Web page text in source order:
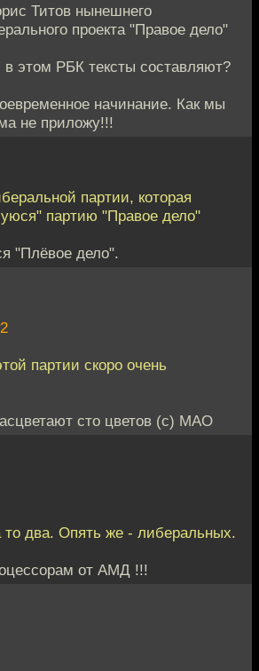
Титов нынешнего
проекта "Правое дело"
в этом РБК тексты составляют?
начинание. Как мы
не приложу!!!
партии, которая
партию "Правое дело"
"Плёвое дело".
партии скоро очень
сто цветов (с) МАО
два. Опять же - либеральных.
от АМД !!!